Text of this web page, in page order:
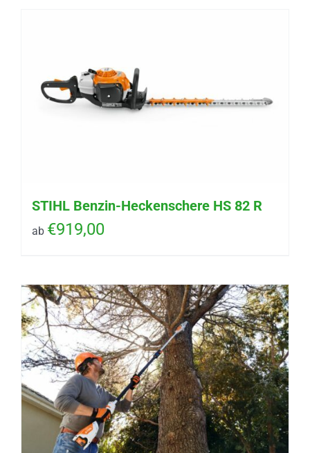
STIHL Benzin-Heckenschere HS 82 R
ab €919,00